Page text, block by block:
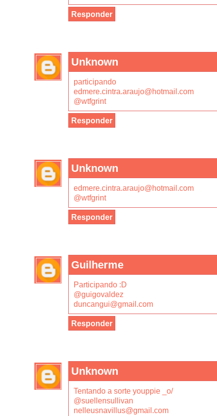
Responder
Unknown
participando
edmere.cintra.araujo@hotmail.com
@wtfgrint
Responder
Unknown
edmere.cintra.araujo@hotmail.com
@wtfgrint
Responder
Guilherme
Participando :D
@guigovaldez
duncangui@gmail.com
Responder
Unknown
Tentando a sorte youppie _o/
@suellensullivan
nelleusnavillus@gmail.com